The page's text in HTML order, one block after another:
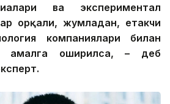
ва экспериментал
орқали, жумладан, етакчи
компаниялари билан
амалга оширилса, – деб